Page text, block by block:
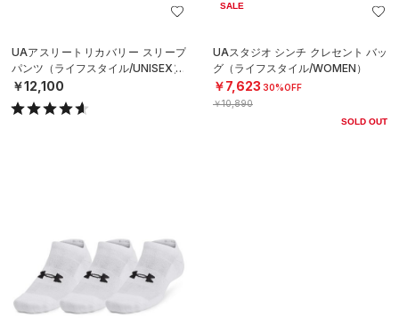
UAアスリートリカバリー スリープ
パンツ（ライフスタイル/UNISEX）
￥12,100
SALE
UAスタジオ シンチ クレセント バッ
グ（ライフスタイル/WOMEN）
￥7,623 30%OFF
￥10,890
SOLD OUT